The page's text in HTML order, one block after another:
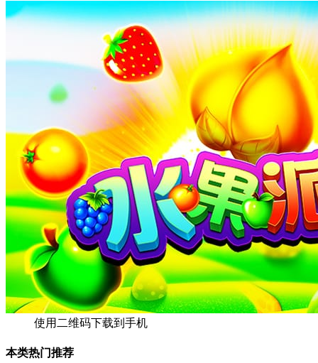
使用二维码下载到手机
本类热门推荐